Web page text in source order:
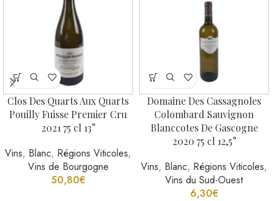
Clos Des Quarts Aux Quarts
Pouilly Fuisse Premier Cru
2021 75 cl 13°
Vins, Blanc, Régions Viticoles,
Vins de Bourgogne
50,80€
Domaine Des Cassagnoles
Colombard Sauvignon
Blanccotes De Gascogne
2020 75 cl 12,5°
Vins, Blanc, Régions Viticoles,
Vins du Sud-Ouest
6,30€